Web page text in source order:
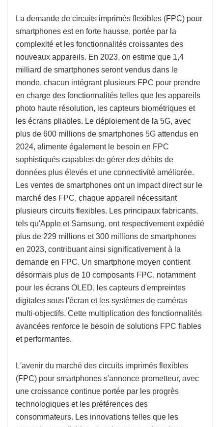
La demande de circuits imprimés flexibles (FPC) pour
smartphones est en forte hausse, portée par la
complexité et les fonctionnalités croissantes des
nouveaux appareils. En 2023, on estime que 1,4
milliard de smartphones seront vendus dans le
monde, chacun intégrant plusieurs FPC pour prendre
en charge des fonctionnalités telles que les appareils
photo haute résolution, les capteurs biométriques et
les écrans pliables. Le déploiement de la 5G, avec
plus de 600 millions de smartphones 5G attendus en
2024, alimente également le besoin en FPC
sophistiqués capables de gérer des débits de
données plus élevés et une connectivité améliorée.
Les ventes de smartphones ont un impact direct sur le
marché des FPC, chaque appareil nécessitant
plusieurs circuits flexibles. Les principaux fabricants,
tels qu'Apple et Samsung, ont respectivement expédié
plus de 229 millions et 300 millions de smartphones
en 2023, contribuant ainsi significativement à la
demande en FPC. Un smartphone moyen contient
désormais plus de 10 composants FPC, notamment
pour les écrans OLED, les capteurs d'empreintes
digitales sous l'écran et les systèmes de caméras
multi-objectifs. Cette multiplication des fonctionnalités
avancées renforce le besoin de solutions FPC fiables
et performantes.
L'avenir du marché des circuits imprimés flexibles
(FPC) pour smartphones s'annonce prometteur, avec
une croissance continue portée par les progrès
technologiques et les préférences des
consommateurs. Les innovations telles que les